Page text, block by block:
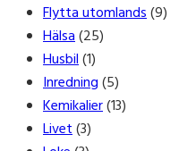
Flytta utomlands(9)
Hälsa(25)
Husbil(1)
Inredning(5)
Kemikalier(13)
Livet(3)